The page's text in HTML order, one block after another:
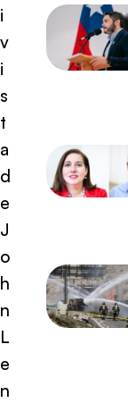
i
v
i
s
t
a
d
e
J
o
h
n
L
e
n